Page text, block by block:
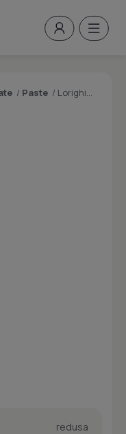
/ Paste / Lorighittas
redusa